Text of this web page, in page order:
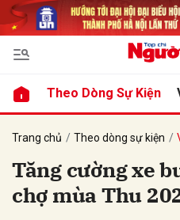
Theo Dòng Sự Kiện
Trang chủ Theo dòng sự kiện
Tăng cường xe
chợ mùa Thu
luận